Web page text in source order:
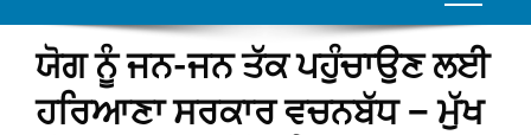
ਯੋਗ ਨੂੰ ਜਨ-ਜਨ ਤੱਕ ਪਹੁੰਚਾਉਣ ਲਈ
ਹਰਿਆਣਾ ਸਰਕਾਰ ਵਚਨਬੱਧ – ਮੁੱਖ